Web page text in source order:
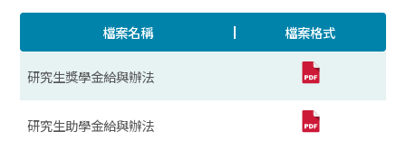
檔案名稱 檔案格式
研究生獎學金給與辦法
研究生助學金給與辦法